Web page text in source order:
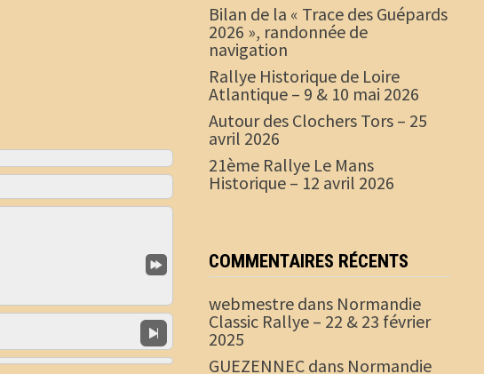
Bilan de la « Trace des Guépards
2026 », randonnée de
navigation
Rallye Historique de Loire
Atlantique – 9 & 10 mai 2026
Autour des Clochers Tors – 25
avril 2026
21ème Rallye Le Mans
Historique – 12 avril 2026
COMMENTAIRES RÉCENTS
webmestre dans Normandie
Classic Rallye – 22 & 23 février
2025
GUEZENNEC dans Normandie